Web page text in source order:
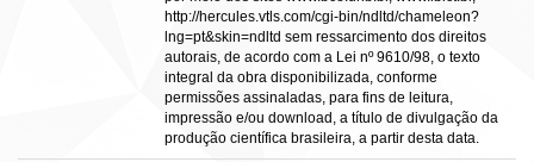
http://hercules.vtls.com/cgi-bin/ndltd/chameleon?
lng=pt&skin=ndltd sem ressarcimento dos direitos
autorais, de acordo com a Lei nº 9610/98, o texto
integral da obra disponibilizada, conforme
permissões assinaladas, para fins de leitura,
impressão e/ou download, a título de divulgação da
produção científica brasileira, a partir desta data.